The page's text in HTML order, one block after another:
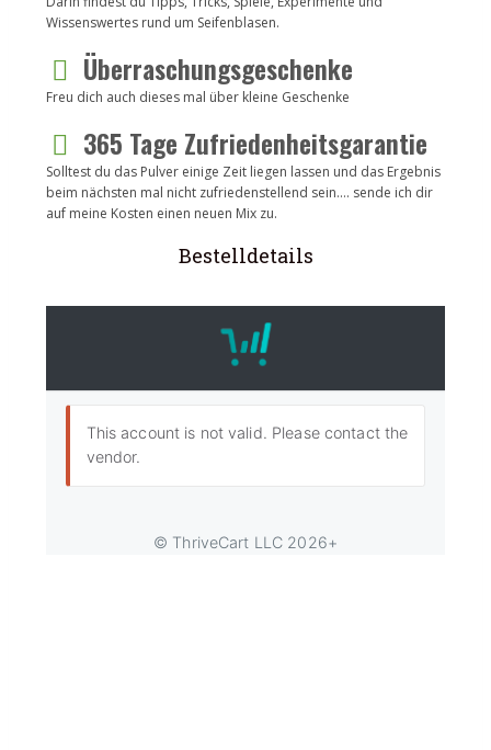
Wissenswertes rund um Seifenblasen.
Überraschungsgeschenke
Freu dich auch dieses mal über kleine Geschenke
365 Tage Zufriedenheitsgarantie
Solltest du das Pulver einige Zeit liegen lassen und das Ergebnis
beim nächsten mal nicht zufriedenstellend sein…. sende ich dir
auf meine Kosten einen neuen Mix zu.
Bestelldetails